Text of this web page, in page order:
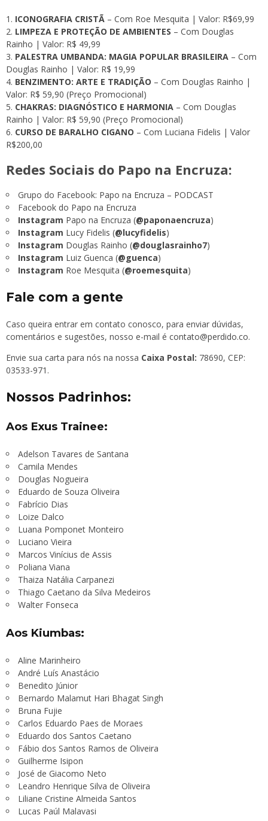
ICONOGRAFIA CRISTÃ – Com Roe Mesquita | Valor: R$69,99
LIMPEZA E PROTEÇÃO DE AMBIENTES – Com Douglas
Rainho | Valor: R$ 49,99
PALESTRA UMBANDA: MAGIA POPULAR BRASILEIRA – Com
Douglas Rainho | Valor: R$ 19,99
BENZIMENTO: ARTE E TRADIÇÃO – Com Douglas Rainho |
Valor: R$ 59,90 (Preço Promocional)
CHAKRAS: DIAGNÓSTICO E HARMONIA – Com Douglas
Rainho | Valor: R$ 59,90 (Preço Promocional)
CURSO DE BARALHO CIGANO – Com Luciana Fidelis | Valor
R$200,00
Redes Sociais do Papo na Encruza:
Grupo do Facebook: Papo na Encruza – PODCAST
Facebook do Papo na Encruza
Instagram Papo na Encruza (@paponaencruza)
Instagram Lucy Fidelis (@lucyfidelis)
Instagram Douglas Rainho (@douglasrainho7)
Instagram Luiz Guenca (@guenca)
Instagram Roe Mesquita (@roemesquita)
Fale com a gente
Caso queira entrar em contato conosco, para enviar dúvidas,
comentários e sugestões, nosso e-mail é contato@perdido.co.
Envie sua carta para nós na nossa Caixa Postal: 78690, CEP:
03533-971.
Nossos Padrinhos:
Aos Exus Trainee:
Adelson Tavares de Santana
Camila Mendes
Douglas Nogueira
Eduardo de Souza Oliveira
Fabrício Dias
Loize Dalco
Luana Pomponet Monteiro
Luciano Vieira
Marcos Vinícius de Assis
Poliana Viana
Thaiza Natália Carpanezi
Thiago Caetano da Silva Medeiros
Walter Fonseca
Aos Kiumbas:
Aline Marinheiro
André Luís Anastácio
Benedito Júnior
Bernardo Malamut Hari Bhagat Singh
Bruna Fujie
Carlos Eduardo Paes de Moraes
Eduardo dos Santos Caetano
Fábio dos Santos Ramos de Oliveira
Guilherme Isipon
José de Giacomo Neto
Leandro Henrique Silva de Oliveira
Liliane Cristine Almeida Santos
Lucas Paúl Malavasi